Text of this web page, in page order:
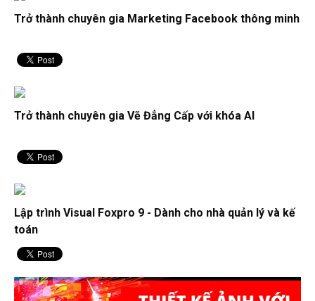
Trở thành chuyên gia Marketing Facebook thông minh
Trở thành chuyên gia Vẽ Đẳng Cấp với khóa AI
Lập trình Visual Foxpro 9 - Dành cho nhà quản lý và kế
toán